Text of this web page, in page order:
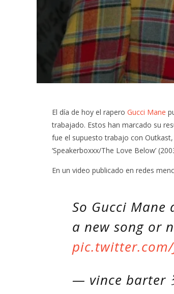
El día de hoy el rapero Gucci Mane
trabajado. Estos han marcado su
fue el supuesto trabajo con
‘Speakerboxxx/The Love Below’
En un video publicado en redes
So Gucci
a new song or
pic.twitter.com/
— vince barter